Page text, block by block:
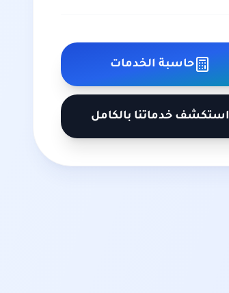
حاسبة الخدمات
استكشف خدماتنا بالكامل